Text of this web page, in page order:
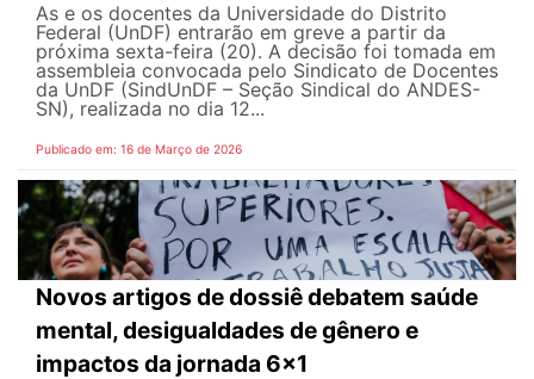
As e os docentes da Universidade do Distrito
Federal (UnDF) entrarão em greve a partir da
próxima sexta-feira (20). A decisão foi tomada em
assembleia convocada pelo Sindicato de Docentes
da UnDF (SindUnDF – Seção Sindical do ANDES-
SN), realizada no dia 12...
Publicado em: 16 de Março de 2026
Novos artigos de dossiê debatem saúde
mental, desigualdades de gênero e
impactos da jornada 6x1